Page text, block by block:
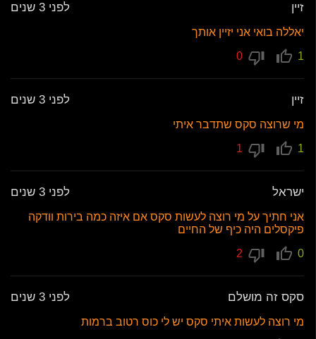
זיין לפני 3 שנים
יאללה בואי אני יזיין אותך
1
זיין לפני 3 שנים
מי שרוצה סקס שתדבר איתי
1
ישראל לפני 3 שנים
אני חתיך על מי רוצה לעשות סקס אם איזה כמה בירות וודקה
פיקסלים היה כיף של החיים
0
סקס זה מושלם לפני 3 שנים
מי רוצה לעשות איתי סקס יש לי כוס רטוב ברמות